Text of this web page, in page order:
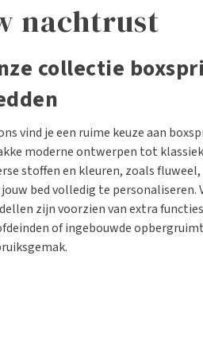
nachtrust
collectie
vind je een ruime keuze aan
moderne ontwerpen tot
stoffen en kleuren, zoals
bed volledig te personaliseren.
zijn voorzien van extra
of ingebouwde